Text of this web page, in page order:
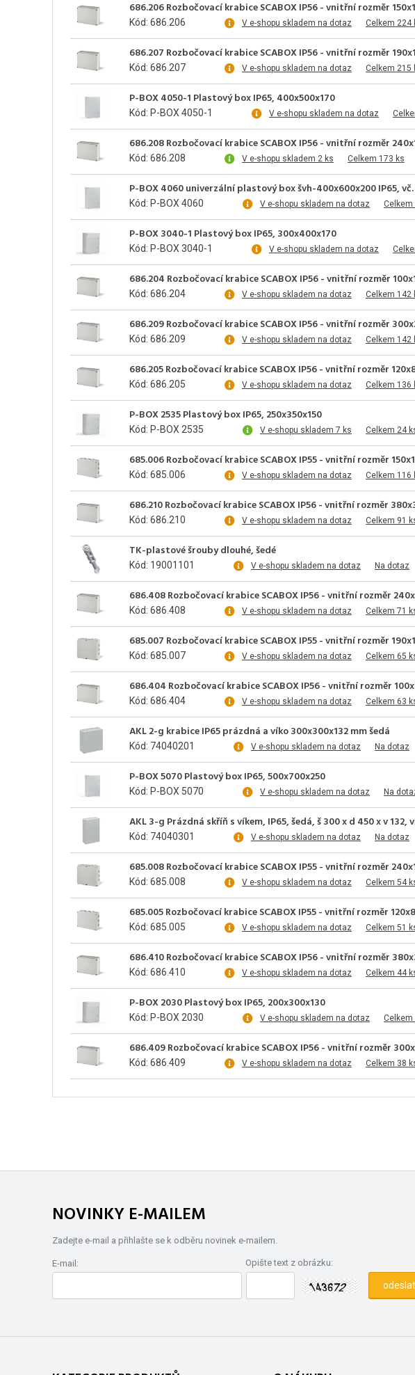
686.206 Rozbočovací krabice SCABOX IP56 - vnitřní rozměr
Kód: 686.206 V e-shopu skladem na dotaz Celkem 224
686.207 Rozbočovací krabice SCABOX IP56 - vnitřní rozměr
Kód: 686.207 V e-shopu skladem na dotaz Celkem 215
P-BOX 4050-1 Plastový box IP65, 400x500x170
Kód: P-BOX 4050-1 V e-shopu skladem na dotaz
686.208 Rozbočovací krabice SCABOX IP56 - vnitřní rozměr
Kód: 686.208 V e-shopu skladem 2 ks Celkem 173 ks
P-BOX 4060 univerzální plastový box švh-400x600x200 IP65,
Kód: P-BOX 4060 V e-shopu skladem na dotaz Celkem
P-BOX 3040-1 Plastový box IP65, 300x400x170
Kód: P-BOX 3040-1 V e-shopu skladem na dotaz
686.204 Rozbočovací krabice SCABOX IP56 - vnitřní rozměr
Kód: 686.204 V e-shopu skladem na dotaz Celkem 142
686.209 Rozbočovací krabice SCABOX IP56 - vnitřní rozměr
Kód: 686.209 V e-shopu skladem na dotaz Celkem 142
686.205 Rozbočovací krabice SCABOX IP56 - vnitřní rozměr
Kód: 686.205 V e-shopu skladem na dotaz Celkem 136
P-BOX 2535 Plastový box IP65, 250x350x150
Kód: P-BOX 2535 V e-shopu skladem 7 ks Celkem 24
685.006 Rozbočovací krabice SCABOX IP55 - vnitřní rozměr
Kód: 685.006 V e-shopu skladem na dotaz Celkem 116
686.210 Rozbočovací krabice SCABOX IP56 - vnitřní rozměr
Kód: 686.210 V e-shopu skladem na dotaz Celkem 91
TK-plastové šrouby dlouhé, šedé
Kód: 19001101 V e-shopu skladem na dotaz Na dotaz
686.408 Rozbočovací krabice SCABOX IP56 - vnitřní rozměr
Kód: 686.408 V e-shopu skladem na dotaz Celkem 71
685.007 Rozbočovací krabice SCABOX IP55 - vnitřní rozměr
Kód: 685.007 V e-shopu skladem na dotaz Celkem 65
686.404 Rozbočovací krabice SCABOX IP56 - vnitřní rozměr
Kód: 686.404 V e-shopu skladem na dotaz Celkem 63
AKL 2-g krabice IP65 prázdná a víko 300x300x132 mm šedá
Kód: 74040201 V e-shopu skladem na dotaz Na dotaz
P-BOX 5070 Plastový box IP65, 500x700x250
Kód: P-BOX 5070 V e-shopu skladem na dotaz Na
AKL 3-g Prázdná skříň s víkem, IP65, šedá, š 300 x d 450 x v 132,
Kód: 74040301 V e-shopu skladem na dotaz Na dotaz
685.008 Rozbočovací krabice SCABOX IP55 - vnitřní rozměr
Kód: 685.008 V e-shopu skladem na dotaz Celkem 54
685.005 Rozbočovací krabice SCABOX IP55 - vnitřní rozměr
Kód: 685.005 V e-shopu skladem na dotaz Celkem 51
686.410 Rozbočovací krabice SCABOX IP56 - vnitřní rozměr
Kód: 686.410 V e-shopu skladem na dotaz Celkem 44
P-BOX 2030 Plastový box IP65, 200x300x130
Kód: P-BOX 2030 V e-shopu skladem na dotaz Celkem
686.409 Rozbočovací krabice SCABOX IP56 - vnitřní rozměr
Kód: 686.409 V e-shopu skladem na dotaz Celkem 38
NOVINKY E-MAILEM
Zadejte e-mail a přihlašte se k odběru novinek e-mailem.
E-mail: Opište text z obrázku: